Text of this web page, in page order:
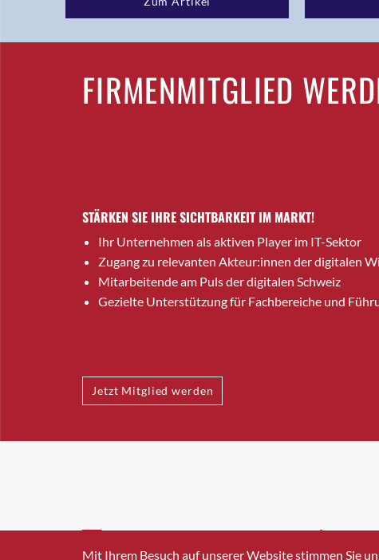
FIRMENMITGLIED
STÄRKEN SIE IHRE SICHTBARKEIT IM MARKT!
Ihr Unternehmen als aktiven Player im IT-Sektor
Zugang zu relevanten Akteur:innen der digitalen
Mitarbeitende am Puls der digitalen Schweiz
Gezielte Unterstützung für Fachbereiche und
Jetzt Mitglied werden
INFO@SWISSICT.CH +41 43
Mit Ihrem Besuch auf unserer Website stimmen Sie